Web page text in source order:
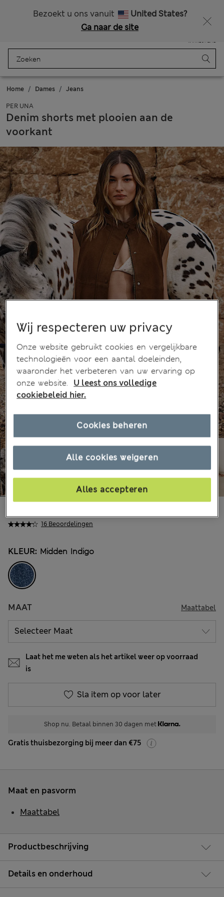
Bezoekt u ons vanuit
United States?
Ga naar de site
Winkelmand
Home Dames Jeans
PER UNA
Denim shorts met plooien aan de
voorkant
16 Beoordelingen
KLEUR: Midden Indigo
MAAT Maattabel
Laat het me weten als het artikel weer op voorraad
is
Sla item op voor later
Shop nu. Betaal binnen 30 dagen met
Gratis thuisbezorging bij meer dan €75
Productbeschrijving
Details en onderhoud
Maat en pasvorm
Maattabel
Wij respecteren uw privacy
Onze website gebruikt cookies en vergelijkbare
technologieën voor een aantal doeleinden,
waaronder het verbeteren van uw ervaring op
onze website.
U leest ons volledige
cookiebeleid hier.
Alle cookies weigeren
Alles accepteren
Cookies beheren